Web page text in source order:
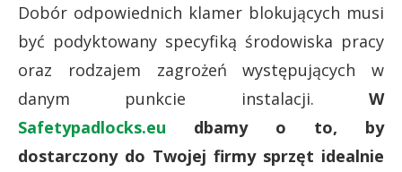
Dobór odpowiednich klamer blokujących musi
być podyktowany specyfiką środowiska pracy
oraz rodzajem zagrożeń występujących w
danym punkcie instalacji. W
Safetypadlocks.eu dbamy o to, by
dostarczony do Twojej firmy sprzęt idealnie